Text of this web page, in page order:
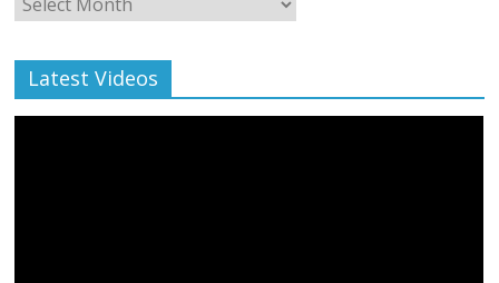
Archive
Latest Videos